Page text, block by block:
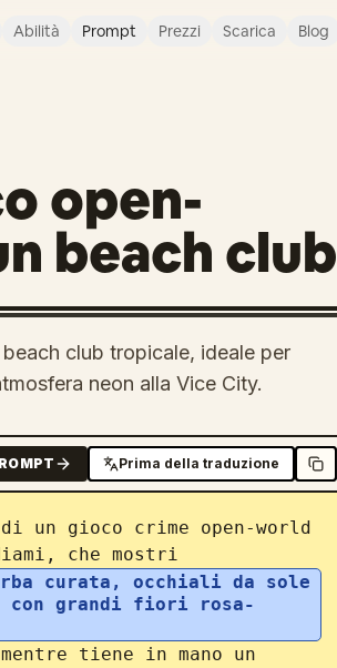
Abilità Prompt Prezzi Scarica Blog
open-
beach club
club tropicale, ideale per
neon alla Vice City.
Prima della traduzione
un gioco crime open-world
che mostri
curata, occhiali da sole
con grandi fiori rosa-
tiene in mano un